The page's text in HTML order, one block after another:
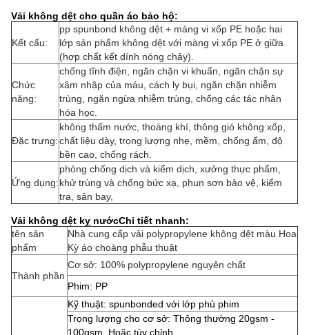
Vải không dệt cho quần áo bảo hộ:
Kết cấu:
pp spunbond không dệt + màng vi xốp PE hoặc hai
lớp sản phẩm không dệt với màng vi xốp PE ở giữa
(hợp chất kết dính nóng chảy).
Chức
năng:
chống tĩnh điện, ngăn chặn vi khuẩn, ngăn chặn sự
xâm nhập của máu, cách ly bụi, ngăn chặn nhiễm
trùng, ngăn ngừa nhiễm trùng, chống các tác nhân
hóa học.
Đặc trưng:
không thấm nước, thoáng khí, thông gió không xốp,
chất liệu dày, trọng lượng nhẹ, mềm, chống ẩm, độ
bền cao, chống rách.
Ứng dụng:
phòng chống dịch và kiểm dịch, xưởng thực phẩm,
khử trùng và chống bức xạ, phun sơn bảo vệ, kiểm
tra, sân bay,
Vải không dệt kỵ nướcChi tiết nhanh:
tên sản
phẩm
Nhà cung cấp vải polypropylene không dệt màu Hoa
Kỳ áo choàng phẫu thuật
Thành phần
Cơ sở: 100% polypropylene nguyên chất
Phim: PP
Kỹ thuật: spunbonded với lớp phủ phim
Trọng lượng cho cơ sở: Thông thường 20gsm -
100gsm, Hoặc tùy chỉnh